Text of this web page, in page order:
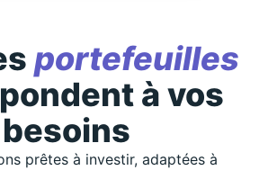
portefeuilles
à vos
besoins
prêtes à investir, adaptées à